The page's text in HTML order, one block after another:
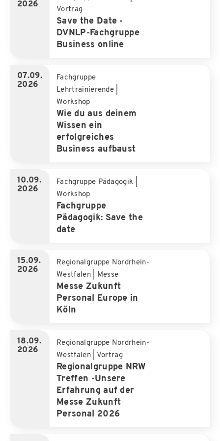
2026
Vortrag
Save the Date -
DVNLP-Fachgruppe
Business online
07.09.
2026
Fachgruppe
Lehrtrainierende
Workshop
Wie du aus deinem
Wissen ein
erfolgreiches
Business aufbaust
10.09.
2026
Fachgruppe Pädagogik
Workshop
Fachgruppe
Pädagogik: Save the
date
15.09.
2026
Regionalgruppe Nordrhein-
Westfalen
Messe
Messe Zukunft
Personal Europe in
Köln
18.09.
2026
Regionalgruppe Nordrhein-
Westfalen
Vortrag
Regionalgruppe NRW
Treffen -Unsere
Erfahrung auf der
Messe Zukunft
Personal 2026
Regionalgruppen